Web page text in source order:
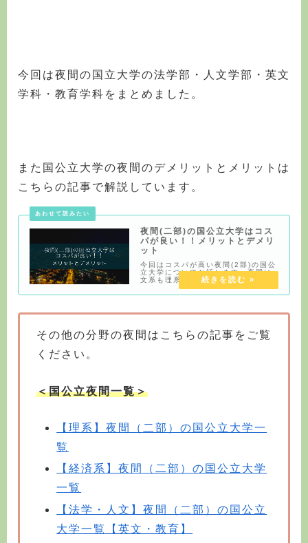
今回は夜間の国立大学の法学部・人文学部・英文
学科・教育学科をまとめました。
また国公立大学の夜間のデメリットとメリットは
こちらの記事で解説しています。
夜間(二部)の国公立大学はコス
パが良い！！メリットとデメリ
ット
今回はコスパが高い夜間(2部)の国公
立大学についてお話します。夜間は
文系も理系もどちらもあり教育学部
がある大学もあります。ほとんどの
大学は昼の授業を履修できます。早
その他の分野の夜間はこちらの記事をご覧
ください。
＜国公立夜間一覧＞
【理系】夜間（二部）の国公立大学一
覧
【経済系】夜間（二部）の国公立大学
一覧
【法学・人文】夜間（二部）の国公立
大学一覧【英文・教育】